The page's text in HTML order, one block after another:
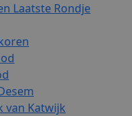
Laatste Rondje
van Katwijk